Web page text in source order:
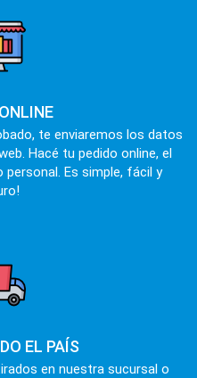
te enviaremos los datos
Hacé tu pedido online, el
Es simple, fácil y
EL PAÍS
en nuestra sucursal o